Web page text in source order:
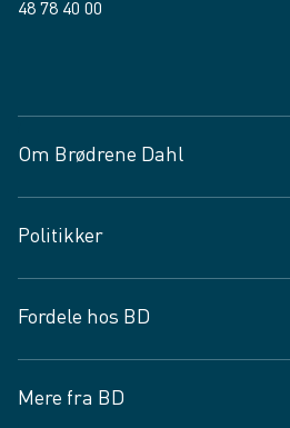
48 78 40 00
Om Brødrene Dahl
Vagttelefon 30 10 89 89
Spørgsmål og svar
Job og karriere
Fødevarekontrolrapport
Politikker
Privatlivspolitik
Cookies
Vilkår og betingelser
Fordele hos BD
BD app
Mere fra BD